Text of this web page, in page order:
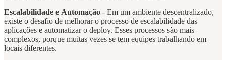
Escalabilidade e Automação - Em um ambiente descentralizado,
existe o desafio de melhorar o processo de escalabilidade das
aplicações e automatizar o deploy. Esses processos são mais
complexos, porque muitas vezes se tem equipes trabalhando em
locais diferentes.